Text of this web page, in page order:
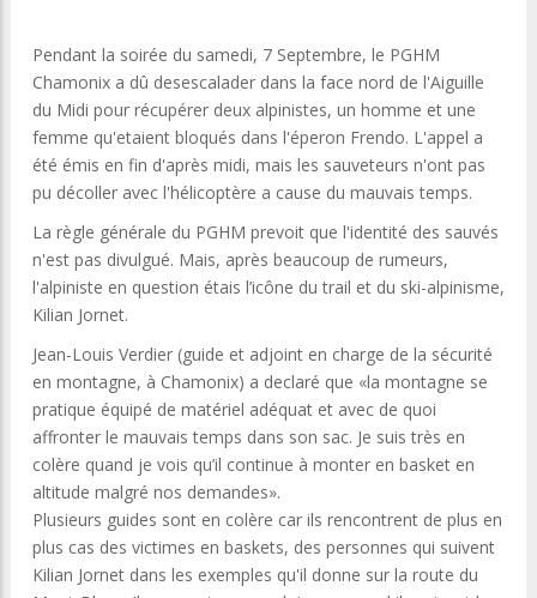
Pendant la soirée du samedi, 7 Septembre, le PGHM
Chamonix a dû desescalader dans la face nord de l'Aiguille
du Midi pour récupérer deux alpinistes, un homme et une
femme qu'etaient bloqués dans l'éperon Frendo. L'appel a
été émis en fin d'après midi, mais les sauveteurs n'ont pas
pu décoller avec l'hélicoptère a cause du mauvais temps.
La règle générale du PGHM prevoit que l'identité des sauvés
n'est pas divulgué. Mais, après beaucoup de rumeurs,
l'alpiniste en question étais l’icône du trail et du ski-alpinisme,
Kilian Jornet.
Jean-Louis Verdier (guide et adjoint en charge de la sécurité
en montagne, à Chamonix) a declaré que «la montagne se
pratique équipé de matériel adéquat et avec de quoi
affronter le mauvais temps dans son sac. Je suis très en
colère quand je vois qu’il continue à monter en basket en
altitude malgré nos demandes».
Plusieurs guides sont en colère car ils rencontrent de plus en
plus cas des victimes en baskets, des personnes qui suivent
Kilian Jornet dans les exemples qu'il donne sur la route du